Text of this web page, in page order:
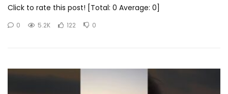
Click to rate this post! [Total: 0 Average: 0]
0 5.2K 122 0